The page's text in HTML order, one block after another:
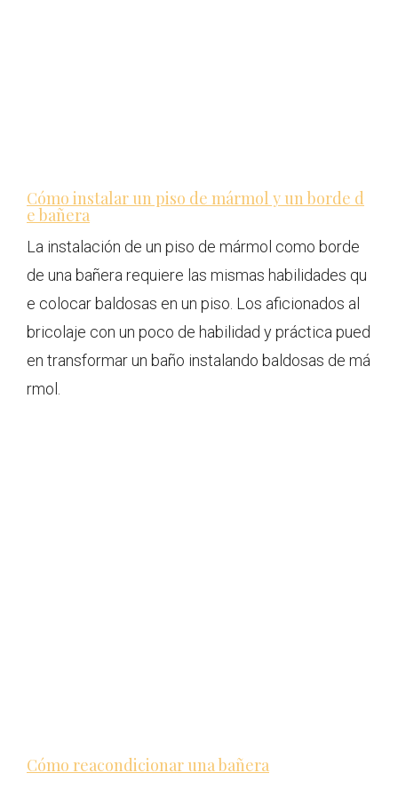
Cómo instalar un piso de mármol y un borde d
e bañera
La instalación de un piso de mármol como borde
de una bañera requiere las mismas habilidades qu
e colocar baldosas en un piso. Los aficionados al
bricolaje con un poco de habilidad y práctica pued
en transformar un baño instalando baldosas de má
rmol.
Cómo reacondicionar una bañera